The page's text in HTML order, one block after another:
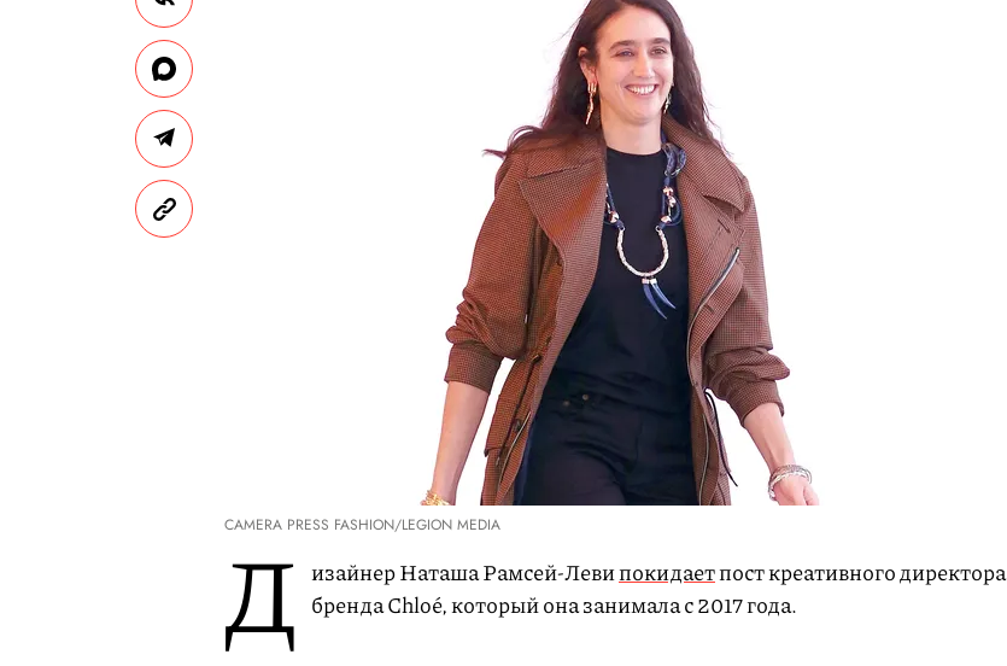
CAMERA PRESS FASHION/LEGION MEDIA
Д изайнер Наташа Рамсей-Левипокидаетпост креативного директора
бренда Chloé, который она занимала с 2017 года.